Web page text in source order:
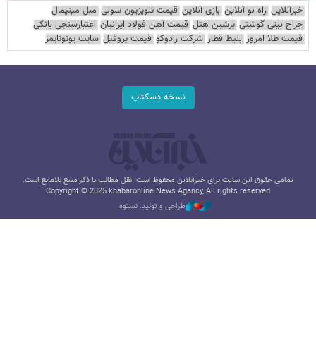
خبرآنلاین راه نو آنلاین بازی آنلاین قیمت تلویزیون سونی مبل مینیمال
جراح بینی گوشتی پرشین هتل قیمت آهن فولاد ایرانیان اعتبارسنجی بانکی
قیمت طلا امروز بلیط قطار شرکت رادوکو قیمت پروفیل سایت یوتوتایمز
نسخه دسکتاپ
تمامی حقوق این سایت برای خبرآنلاین محفوظ است. نقل مطالب با ذکر منبع بلامانع است.
Copyright © 2025 khabaronline News Agancy, All rights reserved
طراحی و تولید: نستوه